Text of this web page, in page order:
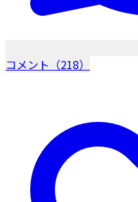
コメント（218）